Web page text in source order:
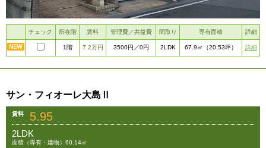
チェック 所在階 賃料 管理費／共益費 間取り 専有面積 詳細
1階 7.2万円 3500円 ／0円 2LDK 67.9㎡ （20.53坪） 詳細
サン・フィオーレ大島Ⅱ
賃料 5.95
2LDK
面積（専有・建物）60.14㎡